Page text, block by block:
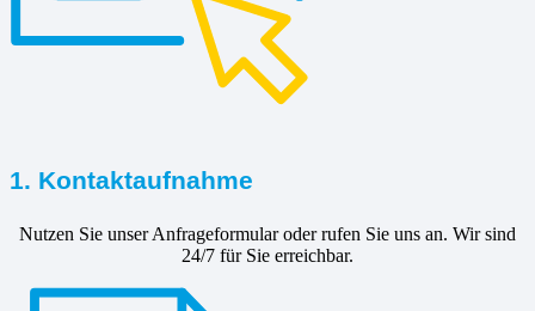
1. Kontaktaufnahme
Nutzen Sie unser Anfrageformular oder rufen Sie uns an. Wir sind
24/7 für Sie erreichbar.